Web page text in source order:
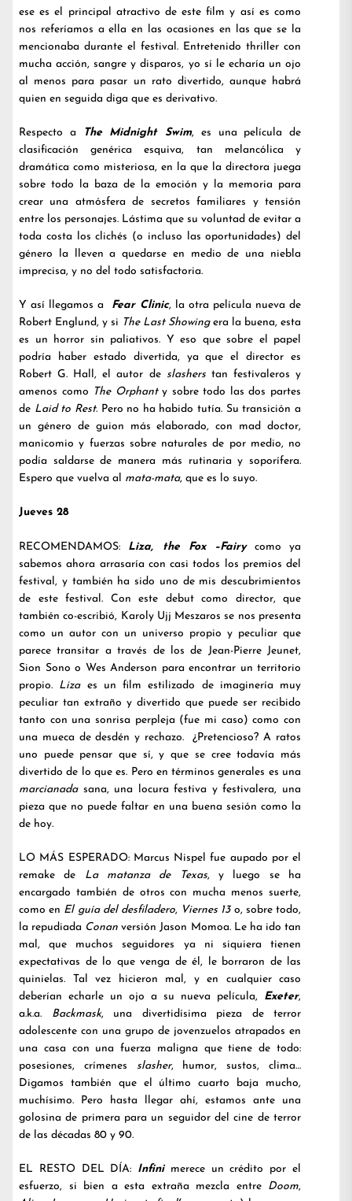
ese es el principal atractivo de este film y así es como
nos referíamos a ella en las ocasiones en las que se la
mencionaba durante el festival. Entretenido thriller con
mucha acción, sangre y disparos, yo sí le echaría un ojo
al menos para pasar un rato divertido, aunque habrá
quien en seguida diga que es derivativo.
Respecto a The Midnight Swim, es una película de
clasificación genérica esquiva, tan melancólica y
dramática como misteriosa, en la que la directora juega
sobre todo la baza de la emoción y la memoria para
crear una atmósfera de secretos familiares y tensión
entre los personajes. Lástima que su voluntad de evitar a
toda costa los clichés (o incluso las oportunidades) del
género la lleven a quedarse en medio de una niebla
imprecisa, y no del todo satisfactoria.
Y así llegamos a Fear Clinic, la otra película nueva de
Robert Englund, y si The Last Showingera la buena, esta
es un horror sin paliativos. Y eso que sobre el papel
podría haber estado divertida, ya que el director es
Robert G. Hall, el autor de slasherstan festivaleros y
amenos como The Orphanty sobre todo las dos partes
de Laid to Rest. Pero no ha habido tutía. Su transición a
un género de guion más elaborado, con mad doctor,
manicomio y fuerzas sobre naturales de por medio, no
podía saldarse de manera más rutinaria y soporífera.
Espero que vuelva al mata-mata, que es lo suyo.
Jueves 28
RECOMENDAMOS: Liza, the Fox –Fairycomo ya
sabemos ahora arrasaría con casi todos los premios del
festival, y también ha sido uno de mis descubrimientos
de este festival. Con este debut como director, que
también co-escribió, Karoly Ujj Meszaros se nos presenta
como un autor con un universo propio y peculiar que
parece transitar a través de los de Jean-Pierre Jeunet,
Sion Sono o Wes Anderson para encontrar un territorio
propio. Lizaes un film estilizado de imaginería muy
peculiar tan extraño y divertido que puede ser recibido
tanto con una sonrisa perpleja (fue mi caso) como con
una mueca de desdén y rechazo. ¿Pretencioso? A ratos
uno puede pensar que sí, y que se cree todavía más
divertido de lo que es. Pero en términos generales es una
marcianadasana, una locura festiva y festivalera, una
pieza que no puede faltar en una buena sesión como la
de hoy.
LO MÁS ESPERADO: Marcus Nispel fue aupado por el
remake de La matanza de Texas, y luego se ha
encargado también de otros con mucha menos suerte,
como en El guía del desfiladero, Viernes 13o, sobre todo,
la repudiada Conan versión Jason Momoa. Le ha ido tan
mal, que muchos seguidores ya ni siquiera tienen
expectativas de lo que venga de él, le borraron de las
quinielas. Tal vez hicieron mal, y en cualquier caso
deberían echarle un ojo a su nueva película, Exeter,
a.k.a. Backmask, una divertidísima pieza de terror
adolescente con una grupo de jovenzuelos atrapados en
una casa con una fuerza maligna que tiene de todo:
posesiones, crímenes slasher, humor, sustos, clima…
Digamos también que el último cuarto baja mucho,
muchísimo. Pero hasta llegar ahí, estamos ante una
golosina de primera para un seguidor del cine de terror
de las décadas 80 y 90.
EL RESTO DEL DÍA: Infinimerece un crédito por el
esfuerzo, si bien a esta extraña mezcla entre Doom,